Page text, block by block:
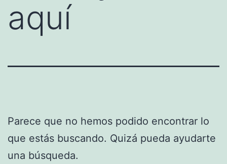
aquí
Parece que no hemos podido encontrar lo
que estás buscando. Quizá pueda ayudarte
una búsqueda.